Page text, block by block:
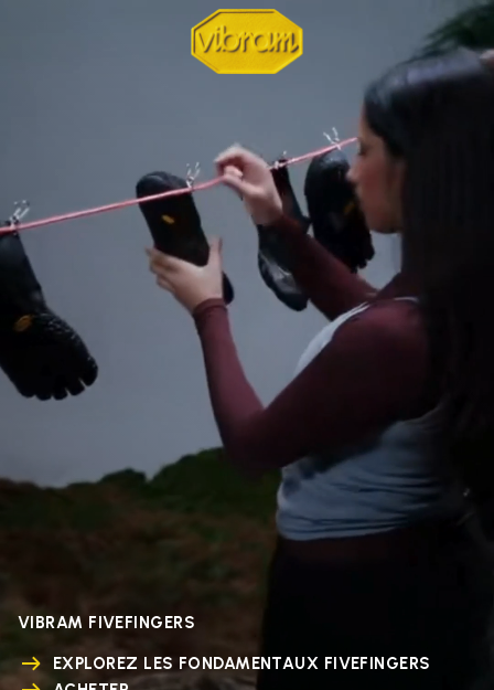
VIBRAM FIVEFINGERS
EXPLOREZ LES FONDAMENTAUX FIVEFINGERS